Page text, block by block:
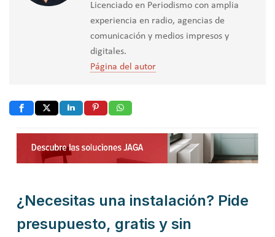
Licenciado en Periodismo con amplia
experiencia en radio, agencias de
comunicación y medios impresos y
digitales.
Página del autor
¿Necesitas una instalación? Pide
presupuesto, gratis y sin